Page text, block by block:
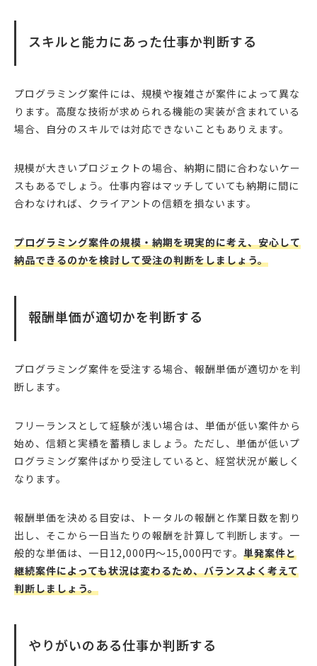
スキルと能力にあった仕事か判断する
プログラミング案件には、規模や複雑さが案件によって異な
ります。高度な技術が求められる機能の実装が含まれている
場合、自分のスキルでは対応できないこともありえます。
規模が大きいプロジェクトの場合、納期に間に合わないケー
スもあるでしょう。仕事内容はマッチしていても納期に間に
合わなければ、クライアントの信頼を損ないます。
プログラミング案件の規模・納期を現実的に考え、安心して
納品できるのかを検討して受注の判断をしましょう。
報酬単価が適切かを判断する
プログラミング案件を受注する場合、報酬単価が適切かを判
断します。
フリーランスとして経験が浅い場合は、単価が低い案件から
始め、信頼と実績を蓄積しましょう。ただし、単価が低いプ
ログラミング案件ばかり受注していると、経営状況が厳しく
なります。
報酬単価を決める目安は、トータルの報酬と作業日数を割り
出し、そこから一日当たりの報酬を計算して判断します。一
般的な単価は、一日12,000円〜15,000円です。 単発案件と
継続案件によっても状況は変わるため、バランスよく考えて
判断しましょう。
やりがいのある仕事か判断する